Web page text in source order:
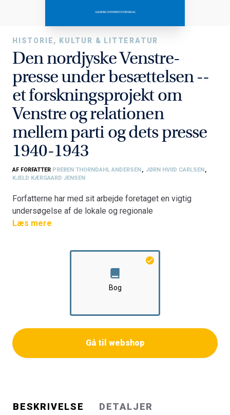
HISTORIE, KULTUR & LITTERATUR
Den nordjyske Venstre-
presse under besættelsen --
et forskningsprojekt om
Venstre og relationen
mellem parti og dets presse
1940-1943
AF FORFATTER PREBEN THORNDAHL ANDERSEN, JØRN HVIID CARLSEN,
KJELD KÆRGAARD JENSEN
Forfatterne har med sit arbejde foretaget en vigtig
undersøgelse af de lokale og regionale
Venstreholdninger til 11 forskellige nedslagspunkter
"brændpunkter" er grundigt udforsket på nationalt niveau,
men der har hidtil været meget sparsom viden om de
lokale og regionale holdninger inden for partiet Venstre
Læs mere
Bog
Gå til webshop
BESKRIVELSE DETALJER